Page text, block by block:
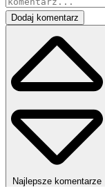
Dodaj komentarz
Najlepsze komentarze